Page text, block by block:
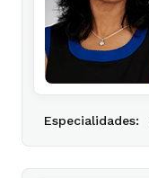
Especialidades: